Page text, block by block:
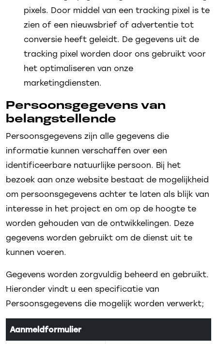
pixels. Door middel van een tracking pixel is te
zien of een nieuwsbrief of advertentie tot
conversie heeft geleidt. De gegevens uit de
tracking pixel worden door ons gebruikt voor
het optimaliseren van onze
marketingdiensten.
Persoonsgegevens van
belangstellende
Persoonsgegevens zijn alle gegevens die
informatie kunnen verschaffen over een
identificeerbare natuurlijke persoon. Bij het
bezoek aan onze website bestaat de mogelijkheid
om persoonsgegevens achter te laten als blijk van
interesse in het project en om op de hoogte te
worden gehouden van de ontwikkelingen. Deze
gegevens worden gebruikt om de dienst uit te
kunnen voeren.
Gegevens worden zorgvuldig beheerd en gebruikt.
Hieronder vindt u een specificatie van
Persoonsgegevens die mogelijk worden verwerkt;
Aanmeldformulier